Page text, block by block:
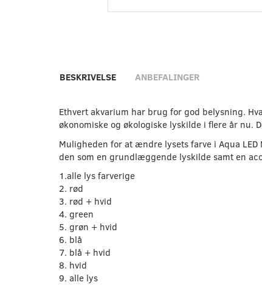
BESKRIVELSE ANBEFALINGER
Ethvert akvarium har brug for god belysning.
økonomiske og økologiske lyskilde i flere år nu.
Muligheden for at ændre lysets farve i Aqua
den som en grundlæggende lyskilde samt en
1.alle lys farverige
2. rød
3. rød + hvid
4. green
5. grøn + hvid
6. blå
7. blå + hvid
8. hvid
9. alle lys